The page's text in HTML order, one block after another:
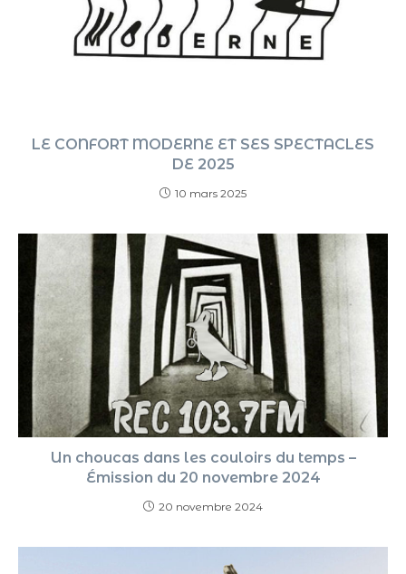
LE CONFORT MODERNE ET SES SPECTACLES
DE 2025
10 mars 2025
Un choucas dans les couloirs du temps –
Émission du 20 novembre 2024
20 novembre 2024